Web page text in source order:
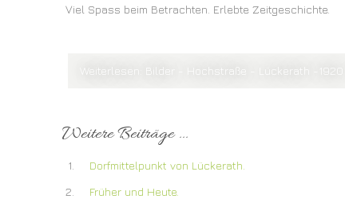
Viel Spass beim Betrachten. Erlebte Zeitgeschichte.
Weiterlesen: Bilder - Hochstraße - Lückerath -1920
Weitere Beiträge ...
Dorfmittelpunkt von Lückerath.
Früher und Heute.